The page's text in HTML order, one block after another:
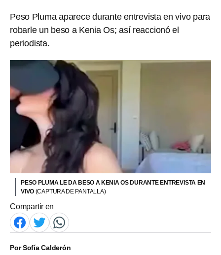
Peso Pluma aparece durante entrevista en vivo para
robarle un beso a Kenia Os; así reaccionó el
periodista.
PESO PLUMA LE DA BESO A KENIA OS DURANTE ENTREVISTA EN
VIVO (CAPTURA DE PANTALLA)
Compartir en
PorSofía Calderón